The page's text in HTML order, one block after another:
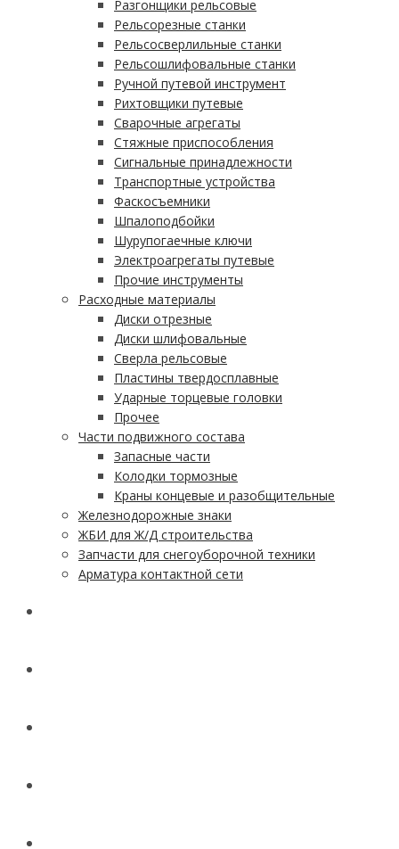
Разгонщики рельсовые
Рельсорезные станки
Рельсосверлильные станки
Рельсошлифовальные станки
Ручной путевой инструмент
Рихтовщики путевые
Сварочные агрегаты
Стяжные приспособления
Сигнальные принадлежности
Транспортные устройства
Фаскосъемники
Шпалоподбойки
Шурупогаечные ключи
Электроагрегаты путевые
Прочие инструменты
Расходные материалы
Диски отрезные
Диски шлифовальные
Сверла рельсовые
Пластины твердосплавные
Ударные торцевые головки
Прочее
Части подвижного состава
Запасные части
Колодки тормозные
Краны концевые и разобщительные
Железнодорожные знаки
ЖБИ для Ж/Д строительства
Запчасти для снегоуборочной техники
Арматура контактной сети